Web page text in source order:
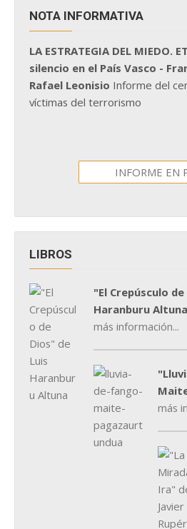
NOTA INFORMATIVA
LA ESTRATEGIA DEL MIEDO.
silencio en el País Vasco -
Rafael Leonisio Informe del
víctimas del terrorismo
INFORME EN
LIBROS
"El Crepúsculo
Haranburu Altuna
más información...
más